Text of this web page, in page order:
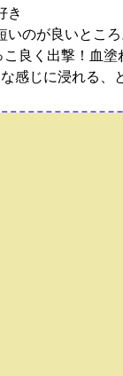
き
のが良いところ
良く出撃！血
感じに浸れる、